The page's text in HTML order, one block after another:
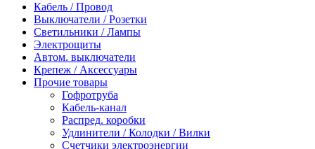
Кабель / Провод
Выключатели / Розетки
Светильники / Лампы
Электрощиты
Автом. выключатели
Крепеж / Аксессуары
Прочие товары
Гофротруба
Кабель-канал
Распред. коробки
Удлинители / Колодки / Вилки
Счетчики электроэнергии